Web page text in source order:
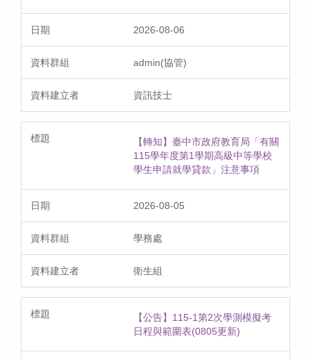
2026-08-06
admin(協管)
資訊技士
【轉知】臺中市政府教育局「有關
115學年度第1學期高級中等學校
學生申請就學貸款」注意事項
2026-08-05
學務處
衛生組
【公告】115-1第2次學測模擬考
日程與範圍表(0805更新)